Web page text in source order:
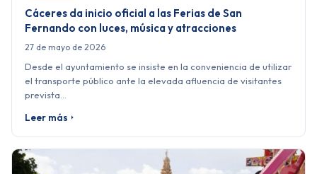
Cáceres da inicio oficial a las Ferias de San
Fernando con luces, música y atracciones
27 de mayo de 2026
Desde el ayuntamiento se insiste en la conveniencia de utilizar
el transporte público ante la elevada afluencia de visitantes
prevista…
Leer más